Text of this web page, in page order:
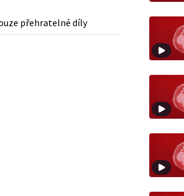
přehratelné díly